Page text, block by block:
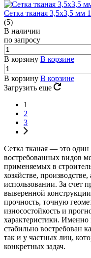
Сетка тканая 3,5х3,5 мм
(5)
В наличии
по запросу
В корзину В корзине
В корзину В корзине
Загрузить еще
1
2
3
Сетка тканая — это один
востребованных видов
применяемых в
хозяйстве,
использовании. За счет
выверенной конструкции
прочность, точную
износостойкость и
характеристики.
стабильно востребован
так и у частных лиц,
конкретных задач.